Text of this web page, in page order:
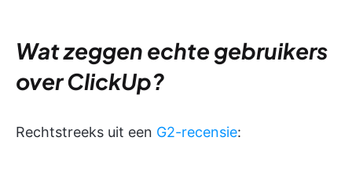
Wat zeggen echte gebruikers
over ClickUp?
Rechtstreeks uit een G2-recensie: